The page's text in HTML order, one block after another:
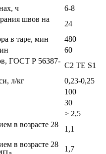
ч
6-8
швов на
24
в таре, мин
480
60
ГОСТ Р 56387-
C2 TE S1
л/кг
0,23-0,25
100
30
> 2,5
в возрасте 28
1,1
в возрасте 28
1,7